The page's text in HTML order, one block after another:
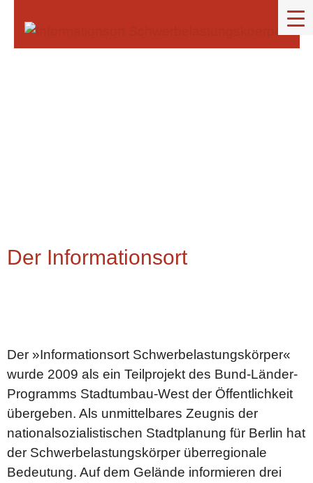
Der Informationsort
Der »Informationsort Schwer­belastungs­körper«
wurde 2009 als ein Teilprojekt des Bund-Länder-
Programms Stadt­umbau-West der Öffentlichkeit
übergeben. Als unmittelbares Zeugnis der
national­sozialistischen Stadtplanung für Berlin hat
der Schwer­belastungs­körper über­regionale
Bedeutung. Auf dem Gelände informieren drei